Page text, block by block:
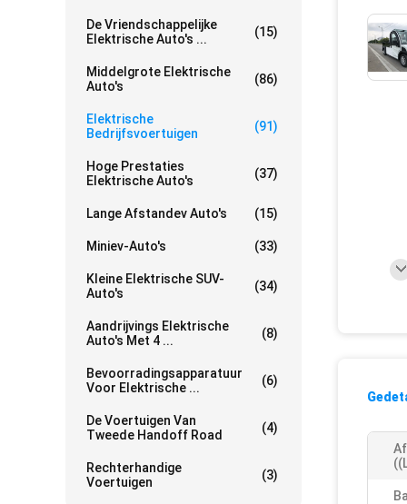
De Vriendschappelijke
Elektrische Auto's ...
(15)
Middelgrote Elektrische
Auto's
(86)
Elektrische
Bedrijfsvoertuigen
(91)
Hoge Prestaties
Elektrische Auto's
(37)
Lange Afstandev Auto's (15)
Miniev-Auto's (33)
Kleine Elektrische SUV-
Auto's
(34)
Aandrijvings Elektrische
Auto's Met 4 ...
(8)
Bevoorradingsapparatuur
Voor Elektrische ...
(6)
De Voertuigen Van
Tweede Handoff Road
(4)
Rechterhandige
Voertuigen
(3)